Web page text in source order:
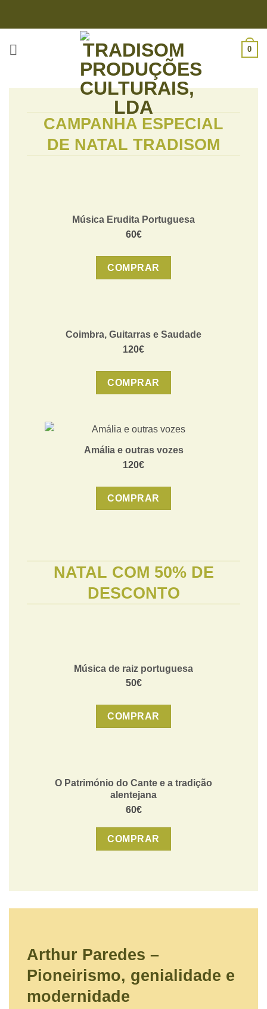
0
CAMPANHA ESPECIAL
DE NATAL TRADISOM
Música Erudita Portuguesa
60€
COMPRAR
Coimbra, Guitarras e Saudade
120€
COMPRAR
Amália e outras vozes
120€
COMPRAR
NATAL COM 50% DE
DESCONTO
Música de raiz portuguesa
50€
COMPRAR
O Património do Cante e a tradição
alentejana
60€
COMPRAR
Arthur Paredes –
Pioneirismo, genialidade e
modernidade